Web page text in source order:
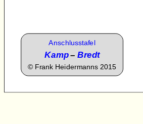
Anschlusstafel
Kamp–Bredt
© Frank Heidermanns 2015